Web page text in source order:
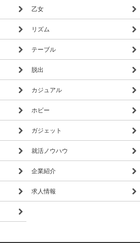
乙女
リズム
テーブル
脱出
カジュアル
ホビー
ガジェット
就活ノウハウ
企業紹介
求人情報